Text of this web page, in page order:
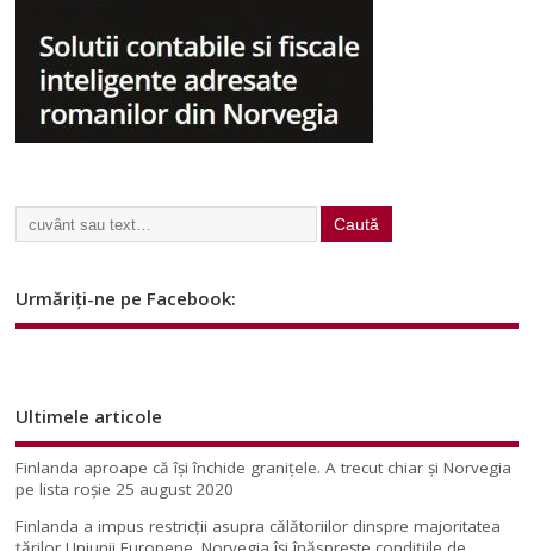
Urmăriți-ne pe Facebook:
Ultimele articole
Finlanda aproape că își închide granițele. A trecut chiar și Norvegia
pe lista roșie 25 august 2020
Finlanda a impus restricţii asupra călătoriilor dinspre majoritatea